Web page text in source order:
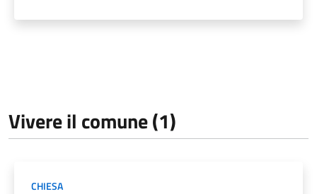
Vivere il comune (1)
CHIESA